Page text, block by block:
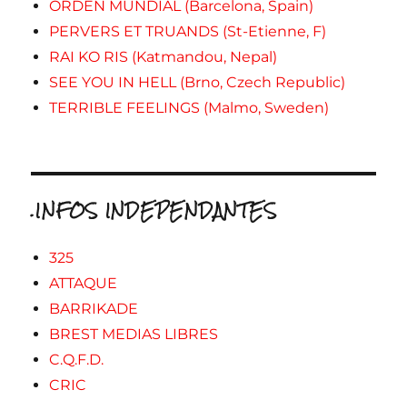
ORDEN MUNDIAL (Barcelona, Spain)
PERVERS ET TRUANDS (St-Etienne, F)
RAI KO RIS (Katmandou, Nepal)
SEE YOU IN HELL (Brno, Czech Republic)
TERRIBLE FEELINGS (Malmo, Sweden)
.INFOS INDEPENDANTES
325
ATTAQUE
BARRIKADE
BREST MEDIAS LIBRES
C.Q.F.D.
CRIC